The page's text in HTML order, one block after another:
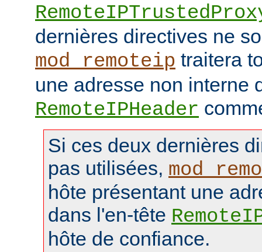
dernières directives ne
mod_remoteip traitera
une adresse non interne
RemoteIPHeader
Si ces deux dernières
pas utilisées,
hôte présentant une
dans l'en-tête
hôte de confiance.